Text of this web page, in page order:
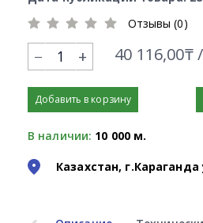
Отзывы (0)
+ 40 116,00₸
Добавить в корзину
В наличии: 10 000 м.
Казахстан,